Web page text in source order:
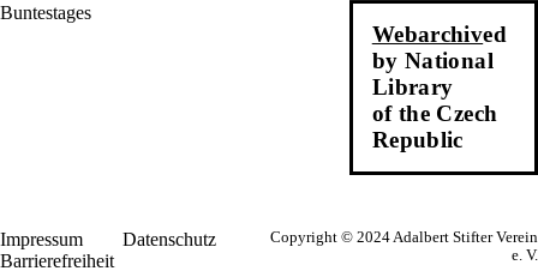
Webarchived
by National
Library
of the Czech
Republic
Impressum
Datenschutz
Barrierefreiheit
Copyright © 2024 Adalbert Stifter Verein
e. V.